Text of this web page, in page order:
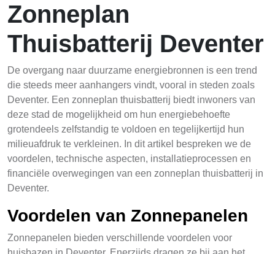
Zonneplan
Thuisbatterij Deventer
De overgang naar duurzame energiebronnen is een trend
die steeds meer aanhangers vindt, vooral in steden zoals
Deventer. Een zonneplan thuisbatterij biedt inwoners van
deze stad de mogelijkheid om hun energiebehoefte
grotendeels zelfstandig te voldoen en tegelijkertijd hun
milieuafdruk te verkleinen. In dit artikel bespreken we de
voordelen, technische aspecten, installatieprocessen en
financiële overwegingen van een zonneplan thuisbatterij in
Deventer.
Voordelen van Zonnepanelen
Zonnepanelen bieden verschillende voordelen voor